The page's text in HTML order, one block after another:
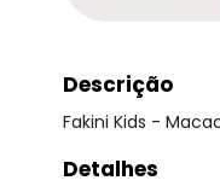
Descrição
Fakini Kids -
Detalhes